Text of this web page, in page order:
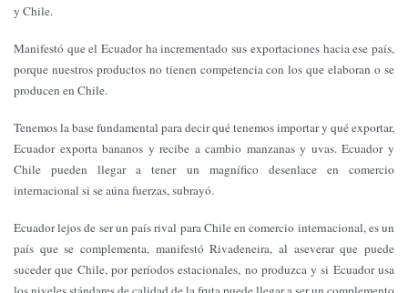
y Chile.
Manifestó que el Ecuador ha incrementado sus exportaciones hacia ese país,
porque nuestros productos no tienen competencia con los que elaboran o se
producen en Chile.
Tenemos la base fundamental para decir qué tenemos importar y qué exportar,
Ecuador exporta bananos y recibe a cambio manzanas y uvas. Ecuador y
Chile pueden llegar a tener un magnífico desenlace en comercio
internacional si se aúna fuerzas, subrayó.
Ecuador lejos de ser un país rival para Chile en comercio internacional, es un
país que se complementa, manifestó Rivadeneira, al aseverar que puede
suceder que Chile, por períodos estacionales, no produzca y si Ecuador usa